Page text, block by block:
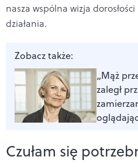
nasza wspólna wizja
działania.
Zobacz także:
„Mąż
zaległ
Czułam się